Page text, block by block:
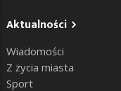
Aktualności
Wiadomości
Z życia miasta
Sport